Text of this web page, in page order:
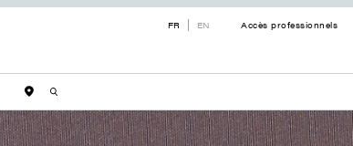
FR EN Accès professionnels